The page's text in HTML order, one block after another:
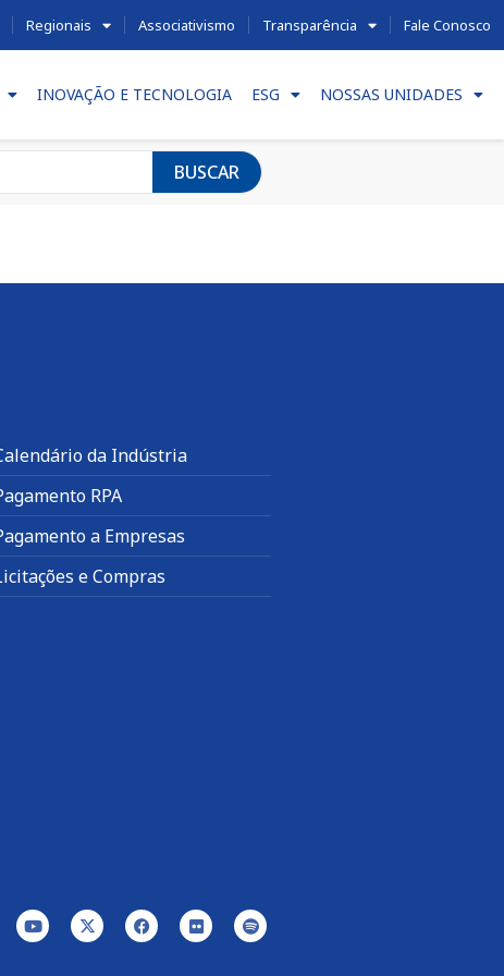
Regionais Associativismo Transparência Fale Conosco
INOVAÇÃO E TECNOLOGIA ESG NOSSAS UNIDADES
BUSCAR
da Indústria
RPA
a Empresas
e Compras